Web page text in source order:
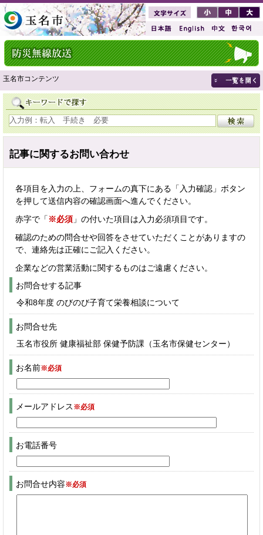
玉名市コンテンツ
記事に関するお問い合わせ
各項目を入力の上、フォームの真下にある「入力確認」ボタン
を押して送信内容の確認画面へ進んでください。
赤字で「 ※必須 」の付いた項目は入力必須項目です。
確認のための問合せや回答をさせていただくことがありますの
で、連絡先は正確にご記入ください。
企業などの営業活動に関するものはご遠慮ください。
お問合せする記事
令和8年度 のびのび子育て栄養相談について
お問合せ先
玉名市役所 健康福祉部 保健予防課（玉名市保健センター）
お名前※必須
メールアドレス ※必須
お電話番号
お問合せ内容※必須